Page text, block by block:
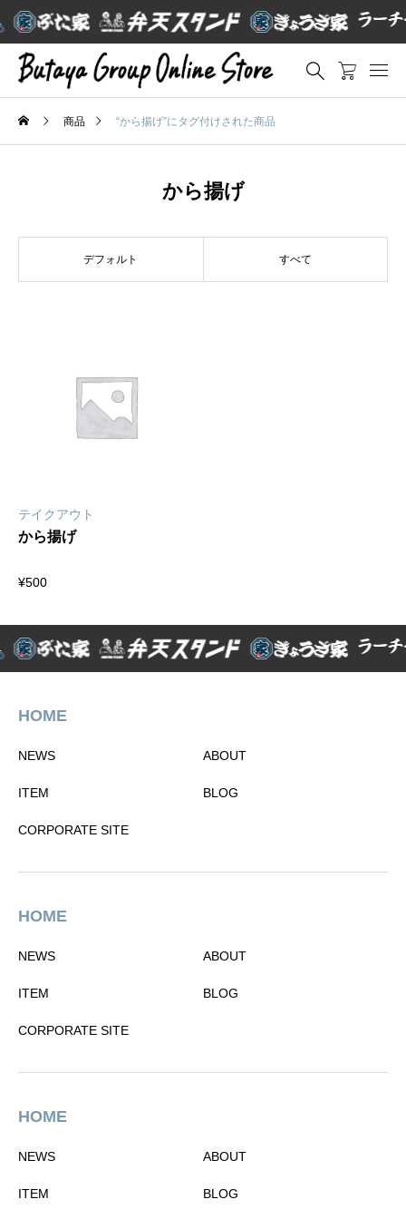
商品 “から揚げ”にタグ付けされた商品
から揚げ
デフォルト すべて
テイクアウト
から揚げ
¥500
HOME
NEWS ABOUT
ITEM BLOG
CORPORATE SITE
HOME
NEWS ABOUT
ITEM BLOG
CORPORATE SITE
HOME
NEWS ABOUT
ITEM BLOG